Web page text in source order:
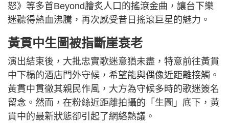
怒》等多首Beyond膾炙人口的搖滾金曲，讓台下樂
迷聽得熱血沸騰，再次感受昔日搖滾巨星的魅力。
黃貫中生圖被指斷崖衰老
演出結束後，大批忠實歌迷意猶未盡，特意前往黃貫
中下榻的酒店門外守候，希望能與偶像近距離接觸。
黃貫中貫徹其親民作風，大方為守候多時的歌迷簽名
留念。然而，在粉絲近距離拍攝的「生圖」底下，黃
貫中的最新狀態卻引起了網絡熱議。